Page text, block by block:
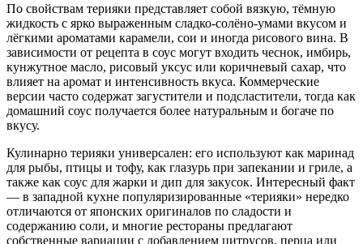
По свойствам терияки представляет собой вязкую, тёмную
жидкость с ярко выраженным сладко-солёно-умами вкусом и
лёгкими ароматами карамели, сои и иногда рисового вина. В
зависимости от рецепта в соус могут входить чеснок, имбирь,
кунжутное масло, рисовый уксус или коричневый сахар, что
влияет на аромат и интенсивность вкуса. Коммерческие
версии часто содержат загустители и подсластители, тогда как
домашний соус получается более натуральным и богаче по
вкусу.
Кулинарно терияки универсален: его используют как маринад
для рыбы, птицы и тофу, как глазурь при запекании и гриле, а
также как соус для жарки и дип для закусок. Интересный факт
— в западной кухне популяризированные «терияки» нередко
отличаются от японских оригиналов по сладости и
содержанию соли, и многие рестораны предлагают
собственные вариации с добавлением цитрусов, перца или